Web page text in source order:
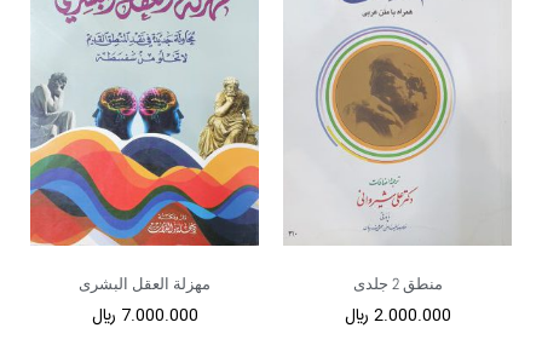
منطق 2 جلدی
2.000.000 ﷼
مهزلة العقل البشری
7.000.000 ﷼